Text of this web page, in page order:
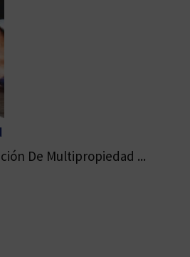
De Multipropiedad ...